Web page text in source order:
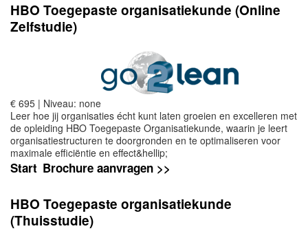
HBO Toegepaste organisatiekunde (Online
Zelfstudie)
€ 695 | Niveau: none
Leer hoe jij organisaties écht kunt laten groeien en excelleren met
de opleiding HBO Toegepaste Organisatiekunde, waarin je leert
organisatiestructuren te doorgronden en te optimaliseren voor
maximale efficiëntie en effect&hellip;
Start Brochure aanvragen >>
HBO Toegepaste organisatiekunde
(Thuisstudie)